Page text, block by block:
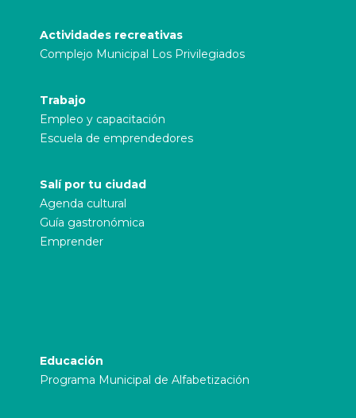
Actividades recreativas
Complejo Municipal Los Privilegiados
Trabajo
Empleo y capacitación
Escuela de emprendedores
Salí por tu ciudad
Agenda cultural
Guía gastronómica
Emprender
Educación
Programa Municipal de Alfabetización